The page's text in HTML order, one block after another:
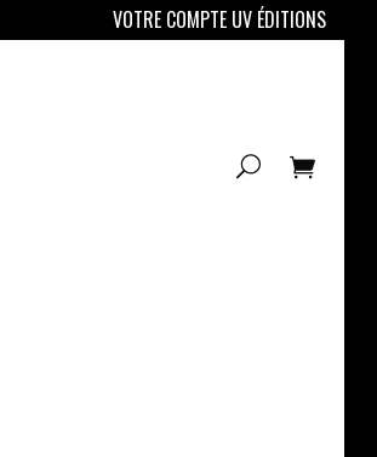
VOTRE COMPTE UV ÉDITIONS